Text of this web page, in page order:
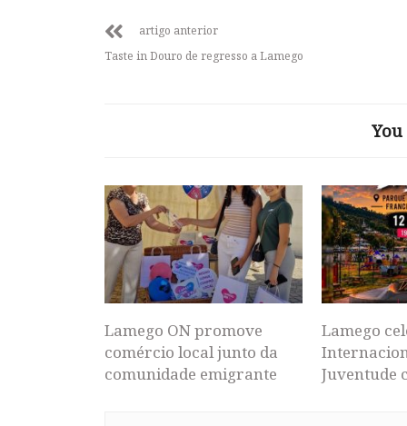
artigo anterior
Taste in Douro de regresso a Lamego
Lamego ON promove
comércio local junto da
comunidade emigrante
Lamego
Juventude